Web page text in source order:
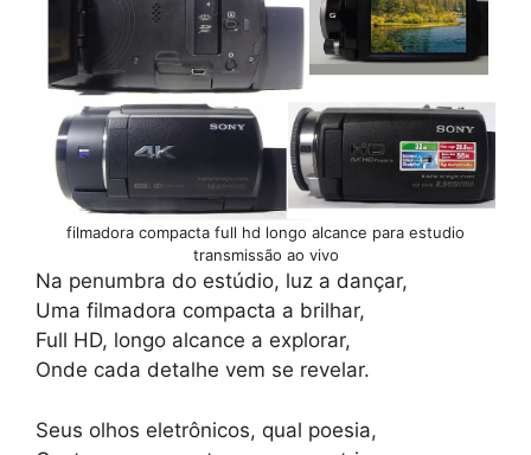
filmadora compacta full hd longo alcance para estudio
transmissão ao vivo
Na penumbra do estúdio, luz a dançar,
Uma filmadora compacta a brilhar,
Full HD, longo alcance a explorar,
Onde cada detalhe vem se revelar.
Seus olhos eletrônicos, qual poesia,